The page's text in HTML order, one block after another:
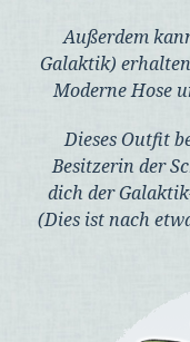
Außerdem
Galaktik)
Moderne Hose
Dieses Outfit
Besitzerin der
dich der
(Dies ist nach